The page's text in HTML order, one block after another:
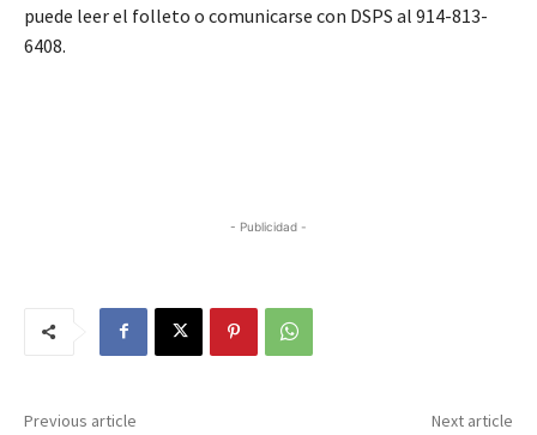
puede leer el folleto o comunicarse con DSPS al 914-813-
6408.
- Publicidad -
Previous article Next article